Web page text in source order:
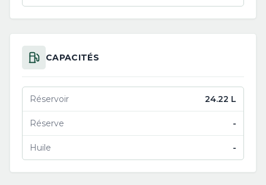
CAPACITÉS
Réservoir 24.22 L
Réserve -
Huile -